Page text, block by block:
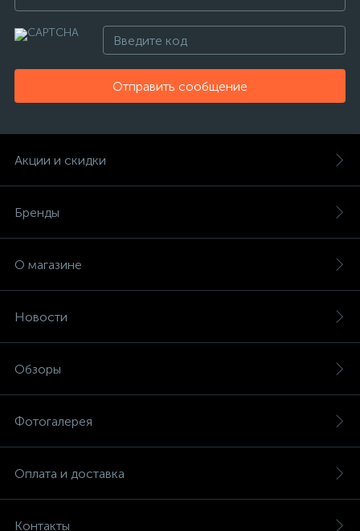
Отправить сообщение
Акции и скидки
Бренды
О магазине
Новости
Обзоры
Фотогалерея
Оплата и доставка
Контакты